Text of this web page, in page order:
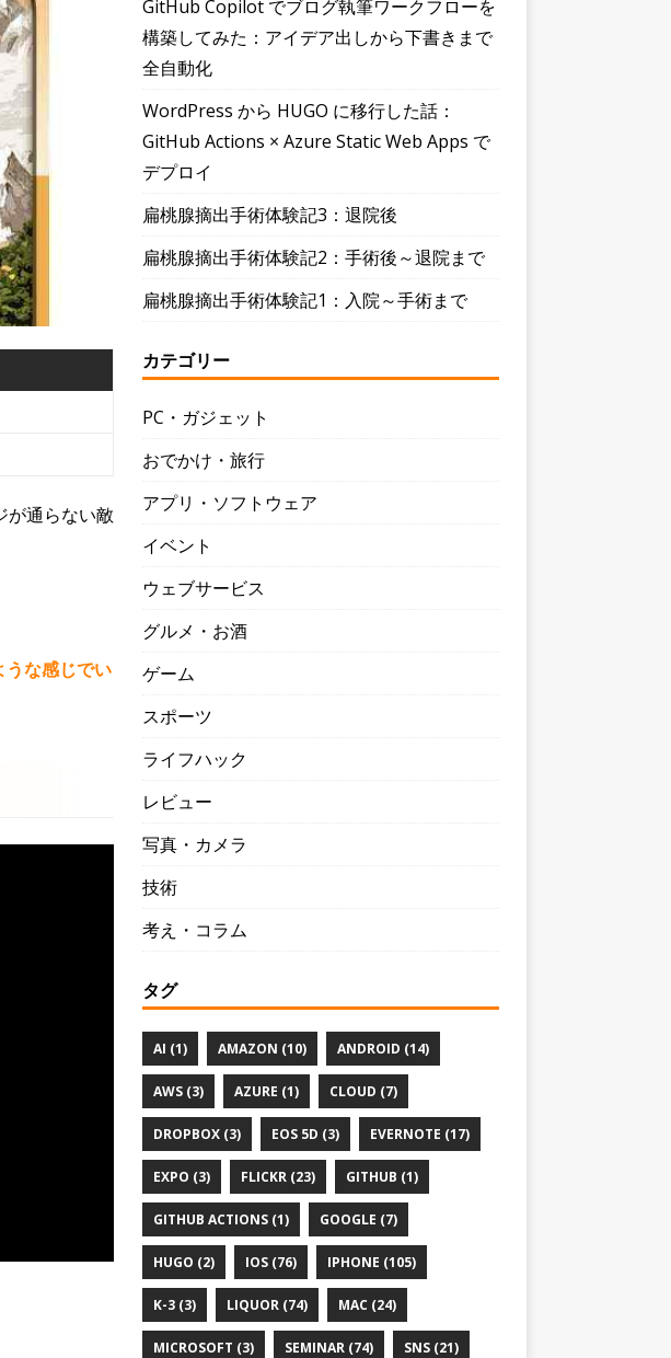
が通らない敵
うな感じでい
GitHub Copilot でブログ執筆ワークフローを
構築してみた：アイデア出しから下書きまで
全自動化
WordPress から HUGO に移行した話：
GitHub Actions × Azure Static Web Apps で
デプロイ
扁桃腺摘出手術体験記3：退院後
扁桃腺摘出手術体験記2：手術後～退院まで
扁桃腺摘出手術体験記1：入院～手術まで
カテゴリー
PC・ガジェット
おでかけ・旅行
アプリ・ソフトウェア
イベント
ウェブサービス
グルメ・お酒
ゲーム
スポーツ
ライフハック
レビュー
写真・カメラ
技術
考え・コラム
タグ
AI (1) AMAZON (10) ANDROID (14)
AWS (3) AZURE (1) CLOUD (7)
DROPBOX (3) EOS 5D (3) EVERNOTE (17)
EXPO (3) FLICKR (23) GITHUB (1)
GITHUB ACTIONS (1) GOOGLE (7)
HUGO (2) IOS (76) IPHONE (105)
K-3 (3) LIQUOR (74) MAC (24)
MICROSOFT (3) SEMINAR (74) SNS (21)